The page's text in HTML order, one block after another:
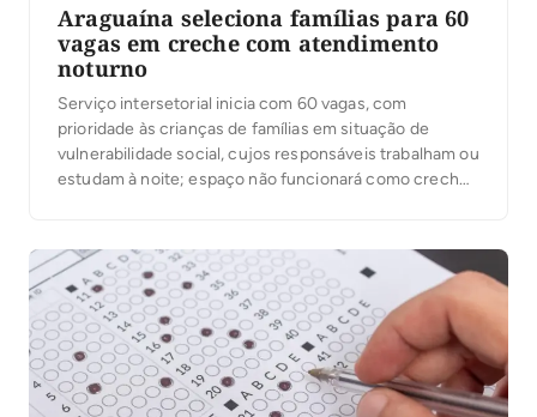
Araguaína seleciona famílias para 60
vagas em creche com atendimento
noturno
Serviço intersetorial inicia com 60 vagas, com
prioridade às crianças de famílias em situação de
vulnerabilidade social, cujos responsáveis trabalham ou
estudam à noite; espaço não funcionará como creche